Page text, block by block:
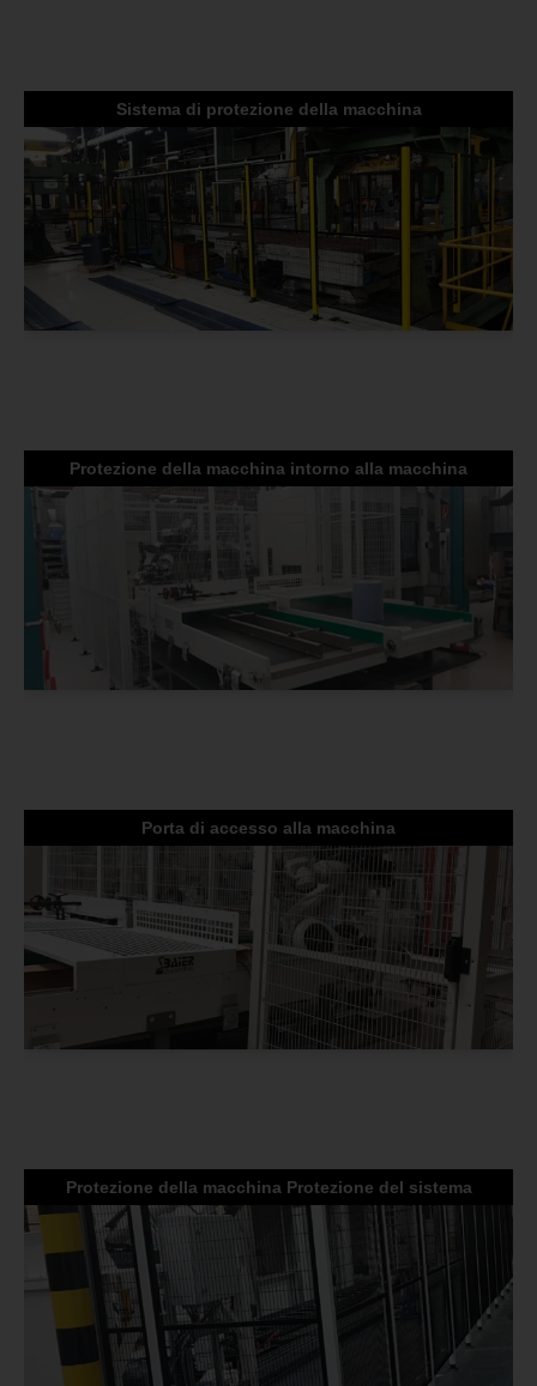
Sistema di protezione della macchina
Protezione della macchina intorno alla macchina
Porta di accesso alla macchina
Protezione della macchina Protezione del sistema